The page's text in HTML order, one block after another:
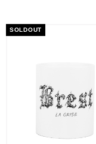
SOLDOUT